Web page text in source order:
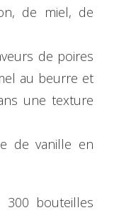
de miel, de
de poires
au beurre et
une texture
de vanille en
bouteilles